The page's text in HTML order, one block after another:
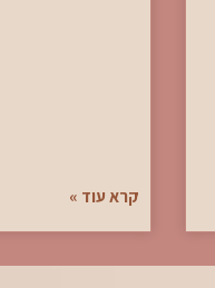
קרא עוד »